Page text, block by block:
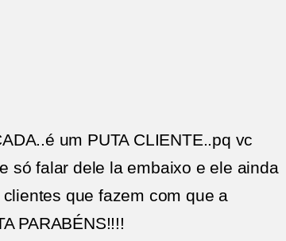
um PUTA CLIENTE..pq vc
só falar dele la embaixo e ele ainda
que fazem com que a
PARABÉNS!!!!